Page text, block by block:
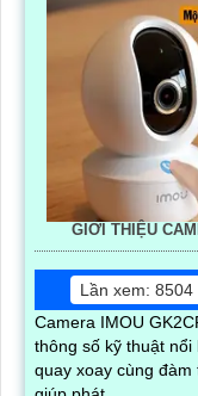
GIỚI THIỆU
Lần xem: 8504
Camera IMOU
thông số kỹ thuật
quay xoay cùng